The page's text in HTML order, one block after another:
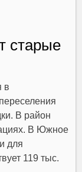
старые
в
В район
В Южное
для
119 тыс.